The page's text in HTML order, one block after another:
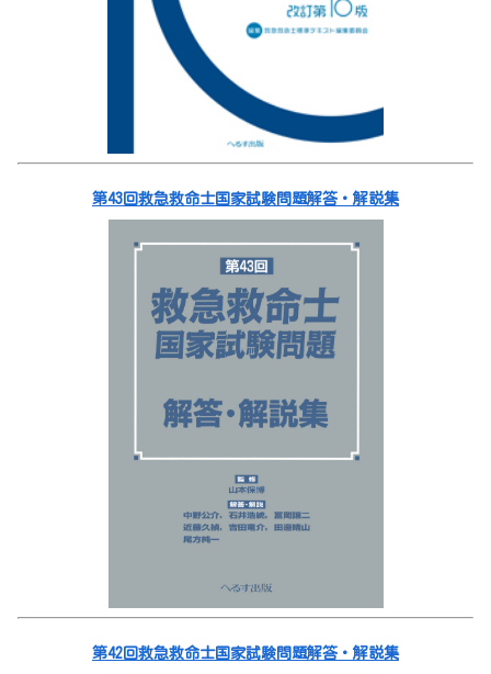
第43回救急救命士国家試験問題解答・解説集
第42回救急救命士国家試験問題解答・解説集